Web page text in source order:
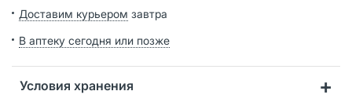
Доставим курьером завтра
В аптеку сегодня или позже
Условия хранения